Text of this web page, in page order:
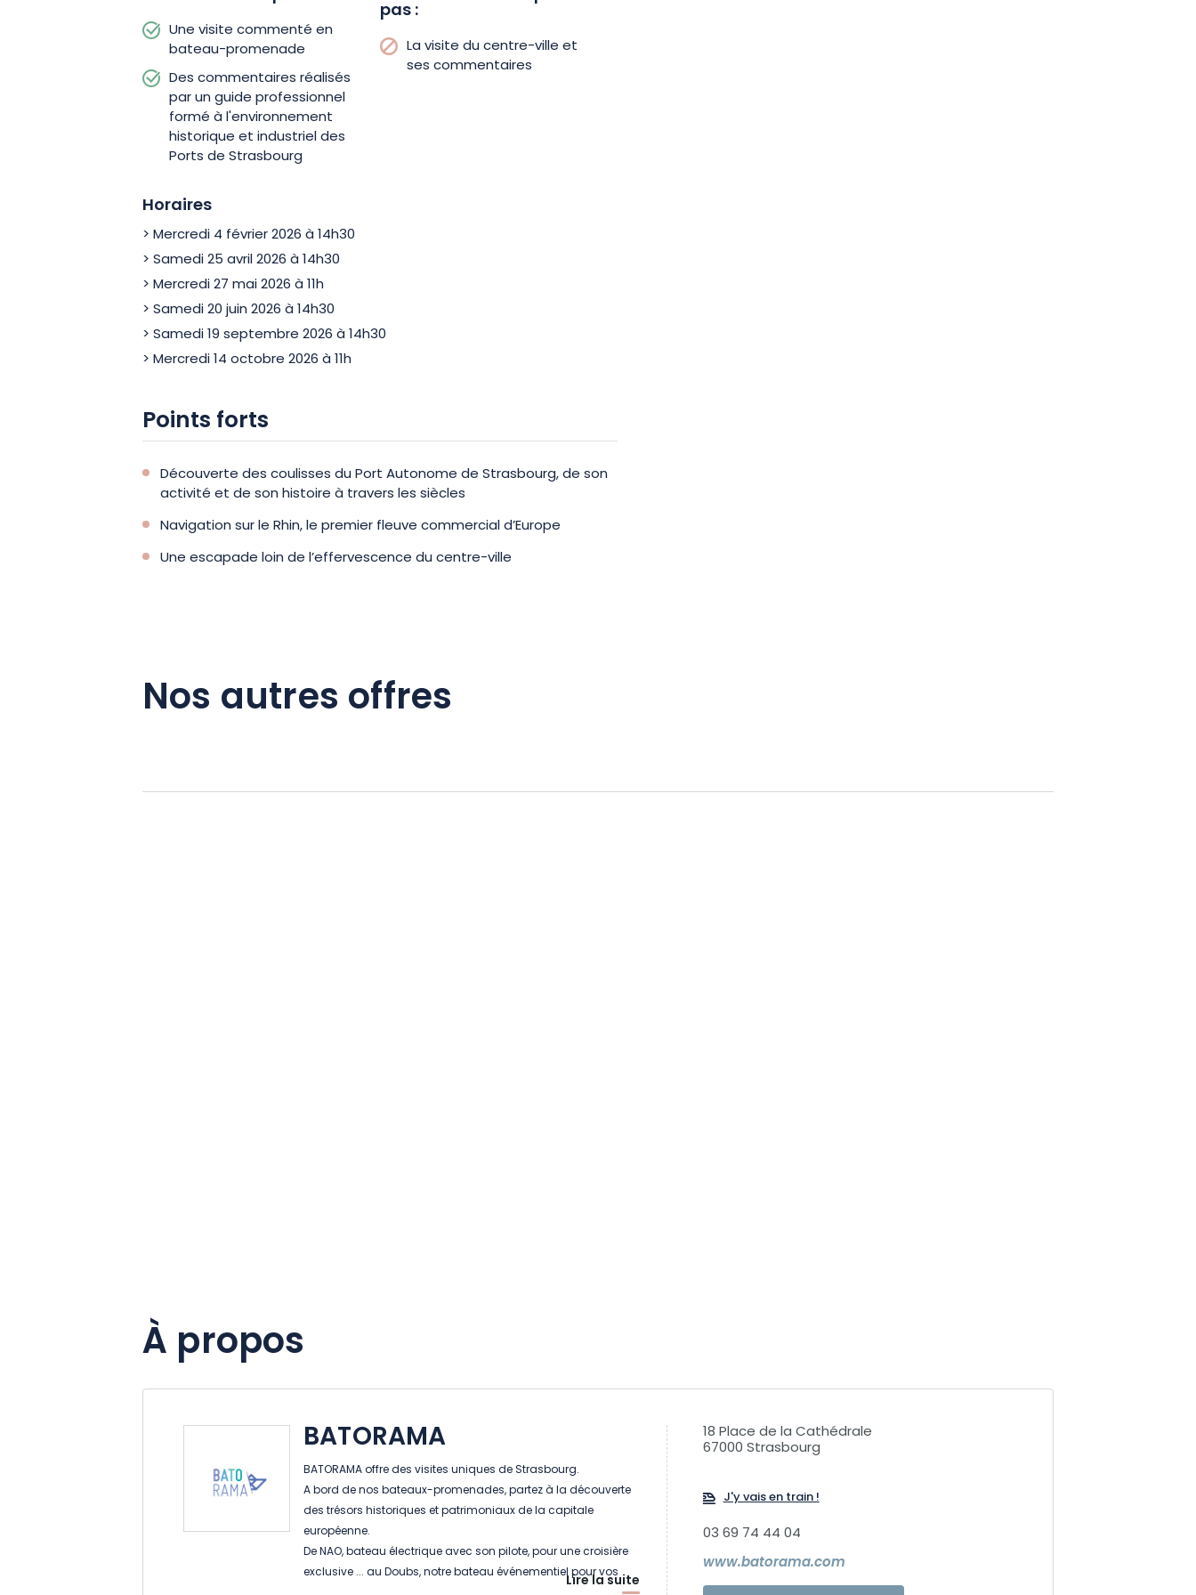
Une visite commenté en
bateau-promenade
Des commentaires réalisés
par un guide professionnel
formé à l'environnement
historique et industriel des
Ports de Strasbourg
pas :
La visite du centre-ville et
ses commentaires
Horaires
> Mercredi 4 février 2026 à 14h30
> Samedi 25 avril 2026 à 14h30
> Mercredi 27 mai 2026 à 11h
> Samedi 20 juin 2026 à 14h30
> Samedi 19 septembre 2026 à 14h30
> Mercredi 14 octobre 2026 à 11h
Points forts
Découverte des coulisses du Port Autonome de Strasbourg, de son
activité et de son histoire à travers les siècles
Navigation sur le Rhin, le premier fleuve commercial d’Europe
Une escapade loin de l’effervescence du centre-ville
Nos autres offres
À propos
BATORAMA
BATORAMA offre des visites uniques de Strasbourg.
A bord de nos bateaux-promenades, partez à la découverte
des trésors historiques et patrimoniaux de la capitale
européenne.
De NAO, bateau électrique avec son pilote, pour une croisière
exclusive ... au Doubs, notre bateau événementiel pour vos
Lire la suite
18 Place de la Cathédrale
67000 Strasbourg
J'y vais en train !
03 69 74 44 04
www.batorama.com